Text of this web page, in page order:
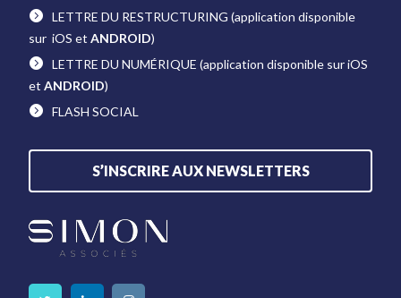
LETTRE DU RESTRUCTURING (application disponible
sur iOS etANDROID)
LETTRE DU NUMÉRIQUE (application disponible sur iOS
etANDROID)
FLASH SOCIAL
S’INSCRIRE AUX NEWSLETTERS